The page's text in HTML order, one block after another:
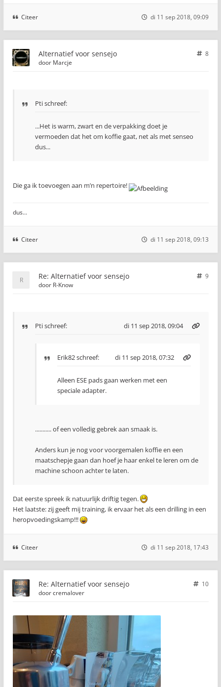
Citeer di 11 sep 2018, 09:09
Alternatief voor sensejo
8
door Marcje
Pti schreef:
...Het is warm, zwart en de verpakking doet je
vermoeden dat het om koffie gaat, net als met senseo
dus...
Die ga ik toevoegen aan m’n repertoire!
dus...
Citeer di 11 sep 2018, 09:13
Re: Alternatief voor sensejo
9
door R-Know
Ptischreef: di 11 sep 2018, 09:04
Erik82schreef: di 11 sep 2018, 07:32
Alleen ESE pads gaan werken met een
speciale adapter.
........... of een volledig gebrek aan smaak is.
Anders kun je nog voor voorgemalen koffie en een
maatschepje gaan dan hoef je haar enkel te leren om de
machine schoon achter te laten.
Dat eerste spreek ik natuurlijk driftig tegen.
Het laatste: zij geeft mij training, ik ervaar het als een drilling in een
heropvoedingskamp!!!
Citeer di 11 sep 2018, 17:43
Re: Alternatief voor sensejo
10
doorcremalover